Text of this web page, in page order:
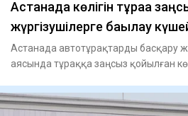
Астанада көлігін тұраққа
жүргізушілерге бақылау
Астанада автотұрақтарды басқару
аясында тұраққа заңсыз қойылған